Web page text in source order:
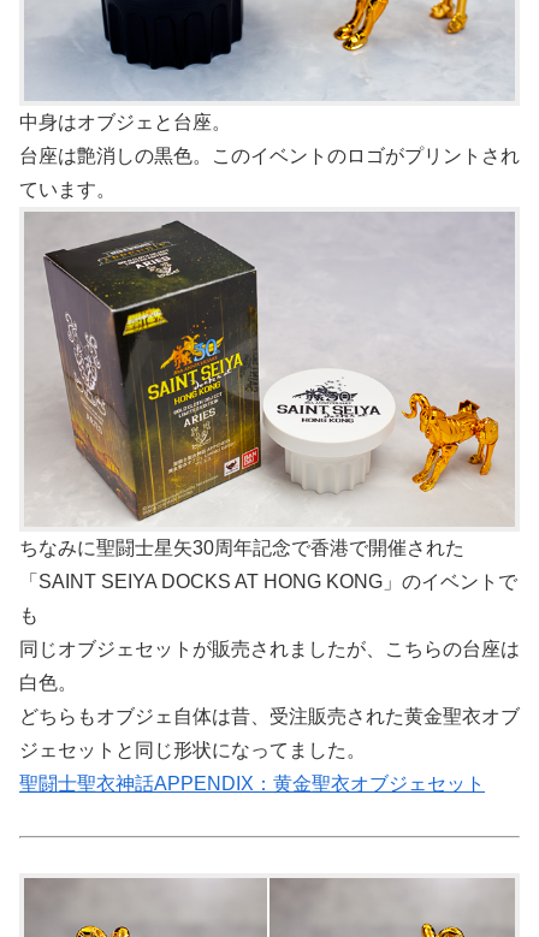
中身はオブジェと台座。
台座は艶消しの黒色。このイベントのロゴがプリントされ
ています。
ちなみに聖闘士星矢30周年記念で香港で開催された
「SAINT SEIYA DOCKS AT HONG KONG」のイベントで
も
同じオブジェセットが販売されましたが、こちらの台座は
白色。
どちらもオブジェ自体は昔、受注販売された黄金聖衣オブ
ジェセットと同じ形状になってました。
聖闘士聖衣神話APPENDIX：黄金聖衣オブジェセット